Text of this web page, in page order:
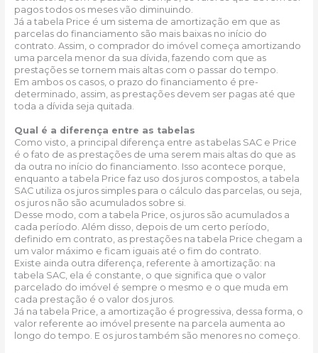
pagos todos os meses vão diminuindo.
Já a tabela Price é um sistema de amortização em que as
parcelas do financiamento são mais baixas no início do
contrato. Assim, o comprador do imóvel começa amortizando
uma parcela menor da sua dívida, fazendo com que as
prestações se tornem mais altas com o passar do tempo.
Em ambos os casos, o prazo do financiamento é pre-
determinado, assim, as prestações devem ser pagas até que
toda a dívida seja quitada.
Qual é a diferença entre as tabelas
Como visto, a principal diferença entre as tabelas SAC e Price
é o fato de as prestações de uma serem mais altas do que as
da outra no início do financiamento. Isso acontece porque,
enquanto a tabela Price faz uso dos juros compostos, a tabela
SAC utiliza os juros simples para o cálculo das parcelas, ou seja,
os juros não são acumulados sobre si.
Desse modo, com a tabela Price, os juros são acumulados a
cada período. Além disso, depois de um certo período,
definido em contrato, as prestações na tabela Price chegam a
um valor máximo e ficam iguais até o fim do contrato.
Existe ainda outra diferença, referente à amortização: na
tabela SAC, ela é constante, o que significa que o valor
parcelado do imóvel é sempre o mesmo e o que muda em
cada prestação é o valor dos juros.
Já na tabela Price, a amortização é progressiva, dessa forma, o
valor referente ao imóvel presente na parcela aumenta ao
longo do tempo. E os juros também são menores no começo.